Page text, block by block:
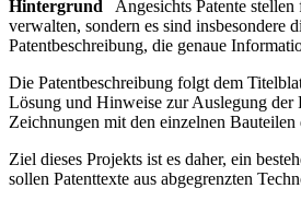
Hintergrund Angesichts Patente
verwalten, sondern es sind insbesondere
Patentbeschreibung, die genaue
Die Patentbeschreibung folgt dem
Lösung und Hinweise zur Auslegung der
Zeichnungen mit den einzelnen
Ziel dieses Projekts ist es daher, ein
sollen Patenttexte aus abgegrenzten